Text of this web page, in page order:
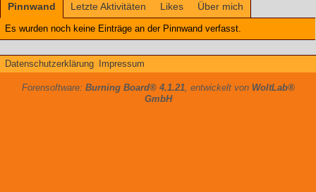
Pinnwand Letzte Aktivitäten Likes Über mich
Es wurden noch keine Einträge an der Pinnwand verfasst.
Datenschutzerklärung Impressum
Forensoftware: Burning Board® 4.1.21, entwickelt von WoltLab®
GmbH